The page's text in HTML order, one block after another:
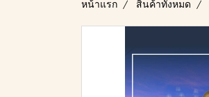
หน้าแรก สินค้าทั้งหมด